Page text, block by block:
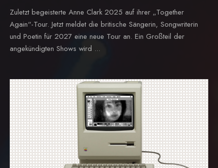
Zuletzt begeisterte Anne Clark 2025 auf ihrer „Together
Again“-Tour. Jetzt meldet die britische Sängerin, Songwriterin
und Poetin für 2027 eine neue Tour an. Ein Großteil der
angekündigten Shows wird ...